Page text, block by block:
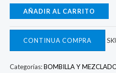
AÑADIR AL CARRITO
CONTINUA COMPRA
Categorías:BOMBILLA Y